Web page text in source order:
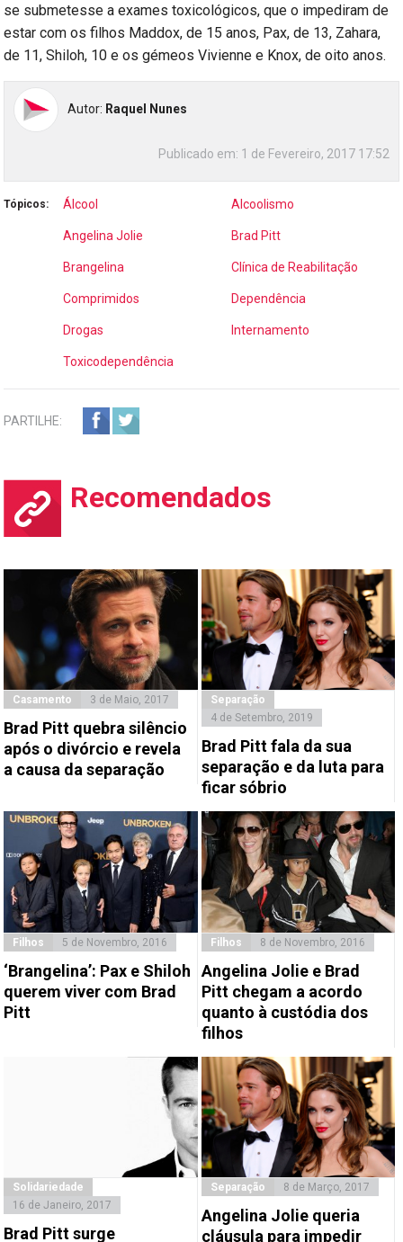
se submetesse a exames toxicológicos, que o impediram de
estar com os filhos Maddox, de 15 anos, Pax, de 13, Zahara,
de 11, Shiloh, 10 e os gémeos Vivienne e Knox, de oito anos.
Autor: Raquel Nunes
Publicado em: 1 de Fevereiro, 2017 17:52
Tópicos: Álcool Alcoolismo
Angelina Jolie Brad Pitt
Brangelina Clínica de Reabilitação
Comprimidos Dependência
Drogas Internamento
Toxicodependência
PARTILHE:
Recomendados
Casamento 3 de Maio, 2017
Brad Pitt quebra silêncio
após o divórcio e revela
a causa da separação
Separação
4 de Setembro, 2019
Brad Pitt fala da sua
separação e da luta para
ficar sóbrio
Filhos 5 de Novembro, 2016
‘Brangelina’: Pax e Shiloh
querem viver com Brad
Pitt
Filhos 8 de Novembro, 2016
Angelina Jolie e Brad
Pitt chegam a acordo
quanto à custódia dos
filhos
Solidariedade
16 de Janeiro, 2017
Brad Pitt surge
Separação 8 de Março, 2017
Angelina Jolie queria
cláusula para impedir